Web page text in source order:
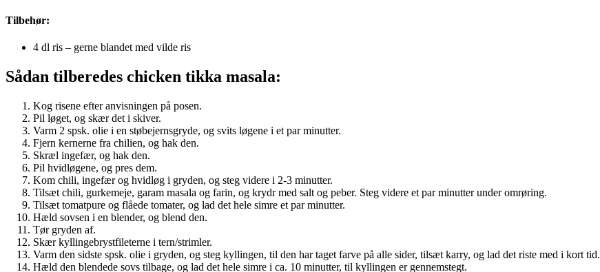
Tilbehør:
4 dl ris – gerne blandet med vilde ris
Sådan tilberedes chicken tikka masala:
Kog risene efter anvisningen på posen.
Pil løget, og skær det i skiver.
Varm 2 spsk. olie i en støbejernsgryde, og svits løgene i et par minutter.
Fjern kernerne fra chilien, og hak den.
Skræl ingefær, og hak den.
Pil hvidløgene, og pres dem.
Kom chili, ingefær og hvidløg i gryden, og steg videre i 2-3 minutter.
Tilsæt chili, gurkemeje, garam masala og farin, og krydr med salt og peber. Steg videre et par minutter under omrøring.
Tilsæt tomatpure og flåede tomater, og lad det hele simre et par minutter.
Hæld sovsen i en blender, og blend den.
Tør gryden af.
Skær kyllingebrystfileterne i tern/strimler.
Varm den sidste spsk. olie i gryden, og steg kyllingen, til den har taget farve på alle sider, tilsæt karry, og lad det riste med i kort tid.
Hæld den blendede sovs tilbage, og lad det hele simre i ca. 10 minutter, til kyllingen er gennemstegt.